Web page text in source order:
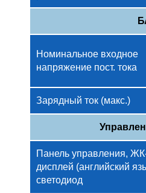
Номинальное входное
напряжение пост. тока
Зарядный ток (макс.)
Панель управления,
дисплей (английский
светодиод